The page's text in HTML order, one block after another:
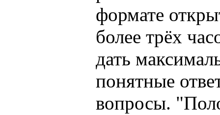
формате
более трёх
дать
понятные
вопросы.